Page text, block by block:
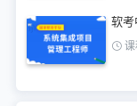
软考